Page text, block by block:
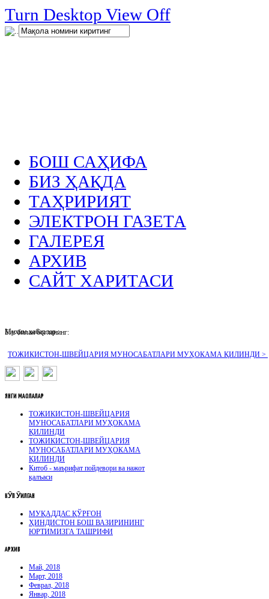
Turn Desktop View Off
.
БОШ САҲИФА
БИЗ ҲАҚДА
ТАҲРИРИЯТ
ЭЛЕКТРОН ГАЗЕТА
ГАЛЕРЕЯ
АРХИВ
САЙТ ХАРИТАСИ
Муҳим хабарлар :
ТОЖИКИСТОН-ШВЕЙЦАРИЯ МУНОСАБАТЛАРИ МУҲОКАМА ҚИЛИНДИ >
Биз билан боғланинг:
ЯНГИ МАҚОЛАЛАР
ТОЖИКИСТОН-ШВЕЙЦАРИЯ
МУНОСАБАТЛАРИ МУҲОКАМА
ҚИЛИНДИ
ТОЖИКИСТОН-ШВЕЙЦАРИЯ
МУНОСАБАТЛАРИ МУҲОКАМА
ҚИЛИНДИ
Китоб - маърифат пойдевори ва нажот
қалъаси
КӮП ӮҚИЛГАН
МУҚАДДАС ҚЎРҒОН
ҲИНДИСТОН БОШ ВАЗИРИНИНГ
ЮРТИМИЗГА ТАШРИФИ
АРХИВ
Май, 2018
Март, 2018
Феврал, 2018
Январ, 2018